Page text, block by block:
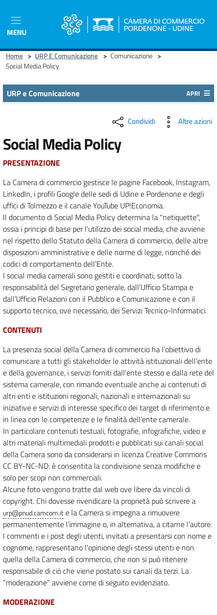
contenuto
MENU
Home > URP E Comunicazione > Comunicazione >
Social Media Policy
URP e Comunicazione APRI
Condividi Altre azioni
Social Media Policy
PRESENTAZIONE
La Camera di commercio gestisce le pagine Facebook, Instagram,
LinkedIn, i profili Google delle sedi di Udine e Pordenone e degli
uffici di Tolmezzo e il canale YouTube UP!Economia.
Il documento di Social Media Policy determina la "netiquette",
ossia i principi di base per l'utilizzo dei social media, che avviene
nel rispetto dello Statuto della Camera di commercio, delle altre
disposizioni amministrative e delle norme di legge, nonché dei
codici di comportamento dell’Ente.
I social media camerali sono gestiti e coordinati, sotto la
responsabilità del Segretario generale, dall’Ufficio Stampa e
dall’Ufficio Relazioni con il Pubblico e Comunicazione e con il
supporto tecnico, ove necessario, dei Servizi Tecnico-Informatici.
CONTENUTI
La presenza social della Camera di commercio ha l’obiettivo di
comunicare a tutti gli stakeholder le attività istituzionali dell’ente
e della governance, i servizi forniti dall’ente stesso e dalla rete del
sistema camerale, con rimando eventuale anche ai contenuti di
altri enti e istituzioni regionali, nazionali e internazionali su
iniziative e servizi di interesse specifico dei target di riferimento e
in linea con le competenze e le finalità dell’ente camerale.
In particolare contenuti testuali, fotografie, infografiche, video e
altri materiali multimediali prodotti e pubblicati sui canali social
della Camera sono da considerarsi in licenza Creative Commons
CC BY-NC-ND: è consentita la condivisione senza modifiche e
solo per scopi non commerciali.
Alcune foto vengono tratte dal web ove libere da vincoli di
copyright. Chi dovesse rivendicare la proprietà può scrivere a
urp@pnud.camcom.ite la Camera si impegna a rimuovere
permanentemente l’immagine o, in alternativa, a citarne l’autore.
I commenti e i post degli utenti, invitati a presentarsi con nome e
cognome, rappresentano l'opinione degli stessi utenti e non
quella della Camera di commercio, che non si può ritenere
responsabile di ciò che viene postato sui canali da terzi. La
“moderazione” avviene come di seguito evidenziato.
MODERAZIONE